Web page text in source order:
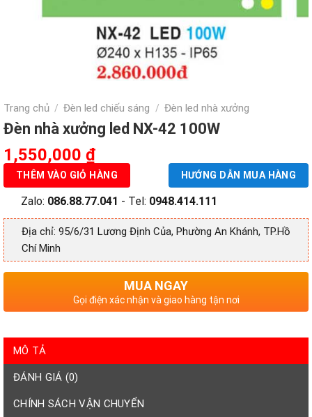
Trang chủ / Đèn led chiếu sáng / Đèn led nhà xưởng
Đèn nhà xưởng led NX-42 100W
Giá
gốc
là:
2,860,000 ₫.
1,550,000 ₫Giá
hiện
tại
là:
1,550,000 ₫.
HƯỚNG DẪN MUA HÀNG
THÊM VÀO GIỎ HÀNG
Zalo: 086.88.77.041 - Tel: 0948.414.111
Địa chỉ: 95/6/31 Lương Định Của, Phường An Khánh, TP.Hồ
Chí Minh
MUA NGAY
Gọi điện xác nhận và giao hàng tận nơi
MÔ TẢ
ĐÁNH GIÁ (0)
CHÍNH SÁCH VẬN CHUYỂN